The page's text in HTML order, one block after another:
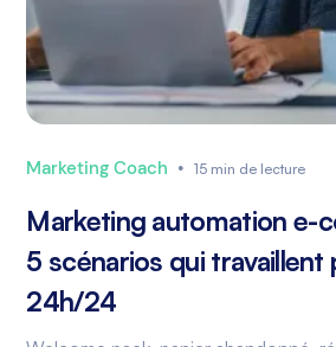
Marketing Coach • 15 min de lecture
Marketing automation e-
5 scénarios qui travaillent
24h/24